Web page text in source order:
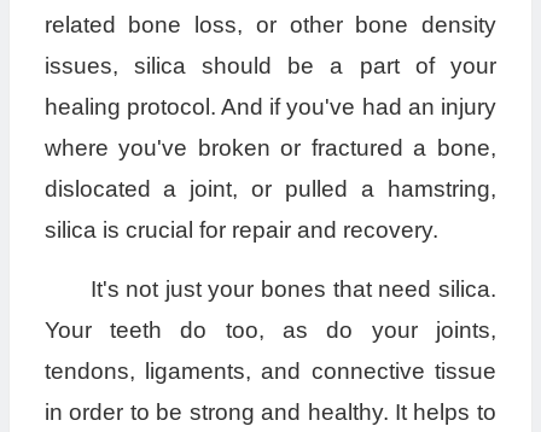
related bone loss, or other bone density
issues, silica should be a part of your
healing protocol. And if you've had an injury
where you've broken or fractured a bone,
dislocated a joint, or pulled a hamstring,
silica is crucial for repair and recovery.
It's not just your bones that need silica.
Your teeth do too, as do your joints,
tendons, ligaments, and connective tissue
in order to be strong and healthy. It helps to